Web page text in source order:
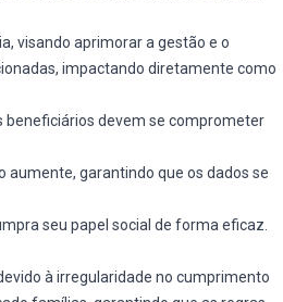
visando aprimorar a gestão e o
impactando diretamente como
beneficiários devem se comprometer
aumente, garantindo que os dados se
seu papel social de forma eficaz.
à irregularidade no cumprimento